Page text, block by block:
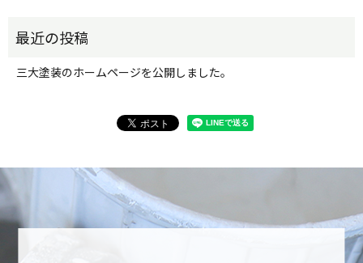
三大塗装のホームページを公開しました。